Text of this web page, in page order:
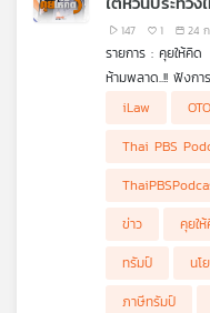
อนุทินเดินหน้า
147 1 24
รายการ : คุยให้คิด
ห้ามพลาด..!! ฟังกา
ข่าวร้อน
หมุนเวียน" กลับมาใ
- กรมพัฒนาชุมชน
- "ราคาน้ำมัน-ภา
อีกครั้ง
- ทรัมป์ขึ้นภาษีปร
- ไต้หวันประท้วง
- อนุทินเดินหน้าฟ้
- "คดีฮั้วเลือก สว
iLaw
Thai PBS
ข่าว
คุยใ
ทรัมป์
นโ
ภาษีทรัมป์